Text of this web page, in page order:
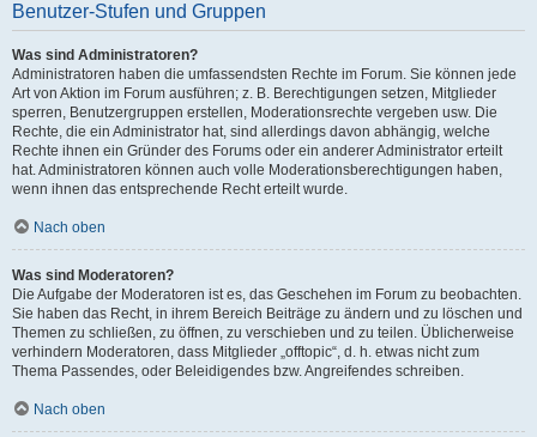
Benutzer-Stufen und Gruppen
Was sind Administratoren?
Administratoren haben die umfassendsten Rechte im Forum. Sie können jede
Art von Aktion im Forum ausführen; z. B. Berechtigungen setzen, Mitglieder
sperren, Benutzergruppen erstellen, Moderationsrechte vergeben usw. Die
Rechte, die ein Administrator hat, sind allerdings davon abhängig, welche
Rechte ihnen ein Gründer des Forums oder ein anderer Administrator erteilt
hat. Administratoren können auch volle Moderationsberechtigungen haben,
wenn ihnen das entsprechende Recht erteilt wurde.
Nach oben
Was sind Moderatoren?
Die Aufgabe der Moderatoren ist es, das Geschehen im Forum zu beobachten.
Sie haben das Recht, in ihrem Bereich Beiträge zu ändern und zu löschen und
Themen zu schließen, zu öffnen, zu verschieben und zu teilen. Üblicherweise
verhindern Moderatoren, dass Mitglieder „offtopic“, d. h. etwas nicht zum
Thema Passendes, oder Beleidigendes bzw. Angreifendes schreiben.
Nach oben